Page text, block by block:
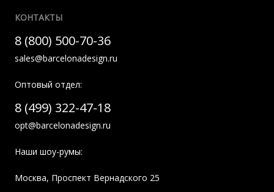
КОНТАКТЫ
8 (800) 500-70-36
sales@barcelonadesign.ru
Оптовый отдел:
8 (499) 322-47-18
opt@barcelonadesign.ru
Наши шоу-румы:
Москва, Проспект Вернадского 25